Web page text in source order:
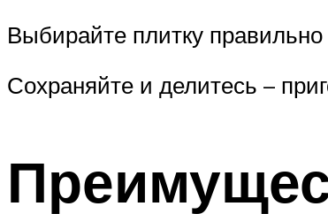
Выбирайте плитку
Сохраняйте и делитесь –